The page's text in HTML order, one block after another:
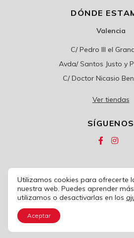
DÓNDE
Valencia
C/ Pedro III el
Avda/ Santos Justo y
C/ Doctor Nicasio
Ver tiendas
SÍGUENOS
© 2020COLCHONES
Política de privacidad|Condiciones
|Aviso legal
Desarrollo web
Utilizamos cookies para ofrecerte
nuestra web. Puedes aprender
utilizamos o desactivarlas en los
Aceptar